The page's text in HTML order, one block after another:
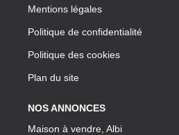
Mentions légales
Politique de confidentialité
Politique des cookies
Plan du site
NOS ANNONCES
Maison à vendre, Albi